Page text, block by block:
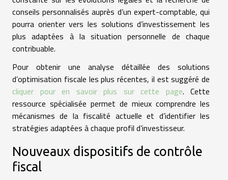
conseils personnalisés auprès d’un expert-comptable, qui
pourra orienter vers les solutions d’investissement les
plus adaptées à la situation personnelle de chaque
contribuable.
Pour obtenir une analyse détaillée des solutions
d’optimisation fiscale les plus récentes, il est suggéré de
cliquer pour en savoir plus sur cette page. Cette
ressource spécialisée permet de mieux comprendre les
mécanismes de la fiscalité actuelle et d’identifier les
stratégies adaptées à chaque profil d’investisseur.
Nouveaux dispositifs de contrôle
fiscal